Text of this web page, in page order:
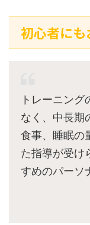
初心者に
トレーニン
なく、中長期
食事、睡眠の
た指導が受け
すめのパーソ